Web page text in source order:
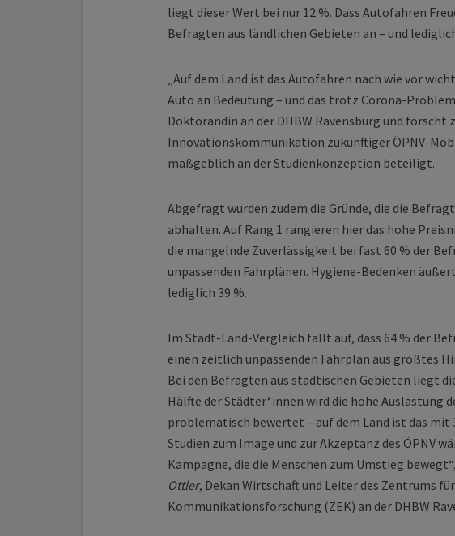
liegt dieser Wert bei nur 12 %. Dass Autofahren
Befragten aus ländlichen Gebieten an – und
„Auf dem Land ist das Autofahren nach wie vor
Auto an Bedeutung – und das trotz Corona-
Doktorandin an der DHBW Ravensburg und forscht
Innovationskommunikation zukünftiger ÖPNV-
maßgeblich an der Studienkonzeption beteiligt.
Abgefragt wurden zudem die Gründe, die die
abhalten. Auf Rang 1 rangieren hier das hohe
die mangelnde Zuverlässigkeit bei fast 60 % der
unpassenden Fahrplänen. Hygiene-Bedenken
lediglich 39 %.
Im Stadt-Land-Vergleich fällt auf, dass 64 % der
einen zeitlich unpassenden Fahrplan aus größtes
Bei den Befragten aus städtischen Gebieten liegt
Hälfte der Städter*innen wird die hohe Auslastung
problematisch bewertet – auf dem Land ist das mit
Studien zum Image und zur Akzeptanz des ÖPNV
Kampagne, die die Menschen zum Umstieg
Ottler, Dekan Wirtschaft und Leiter des Zentrums
Kommunikationsforschung (ZEK) an der DHBW